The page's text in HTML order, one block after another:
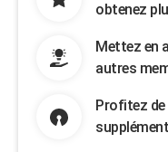
obtenez
Mettez en
autres
Profitez